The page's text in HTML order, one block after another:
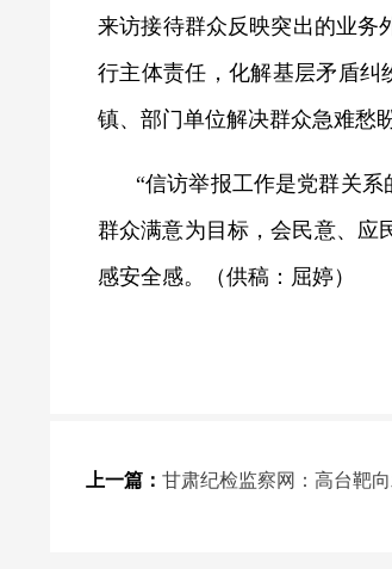
来访接待群众反映突出的业务
行主体责任，化解基层矛盾纠
镇、部门单位解决群众急难愁
“信访举报工作是党群关系
群众满意为目标，会民意、应
感安全感。
（供稿：屈婷）
上一篇： 甘肃纪检监察网：高台靶